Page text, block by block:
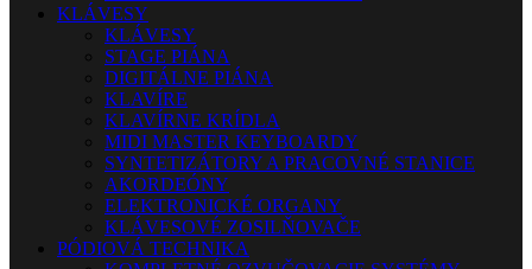
KLÁVESY
KLÁVESY
STAGE PIÁNA
DIGITÁLNE PIÁNA
KLAVÍRE
KLAVÍRNE KRÍDLA
MIDI MASTER KEYBOARDY
SYNTETIZÁTORY A PRACOVNÉ STANICE
AKORDEÓNY
ELEKTRONICKÉ ORGANY
KLÁVESOVÉ ZOSILŇOVAČE
PÓDIOVÁ TECHNIKA